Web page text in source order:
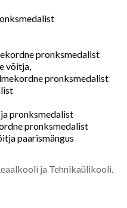
pronksmedalist
võitja,
pronksmedalist
pronksmedalist
pronksmedalist
paarismängus
ja Tehnikaülikooli.